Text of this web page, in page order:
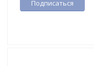
Подписаться